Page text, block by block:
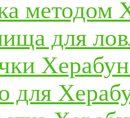
методом
для
для